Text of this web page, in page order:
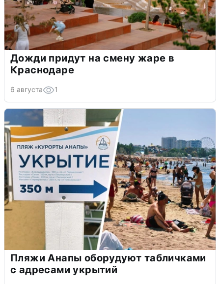
Дожди придут на смену жаре в
Краснодаре
6 августа 1
Пляжи Анапы оборудуют табличками
с адресами укрытий